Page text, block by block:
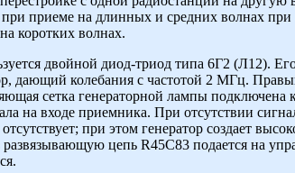
приеме на длинных и средних волнах
коротких волнах.
двойной диод-триод типа 6Г2 (Л12).
дающий колебания с частотой 2 МГц.
сетка генераторной лампы подключена
на входе приемника. При отсутствии
при этом генератор создает
цепь R45C83 подается на